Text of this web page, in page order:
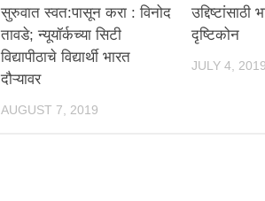
सुरुवात स्वत:पासून करा : विनोद
तावडे; न्यूयॉर्कच्या सिटी
विद्यापीठाचे विद्यार्थी भारत
दौऱ्यावर
AUGUST 7, 2019
उद्दिष्टांसाठी
दृष्टिकोन
JULY 4, 2019